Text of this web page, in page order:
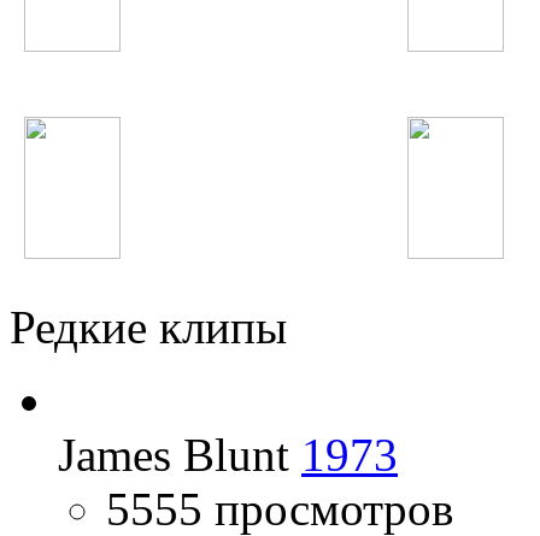
Редкие клипы
James Blunt 1973
5555 просмотров